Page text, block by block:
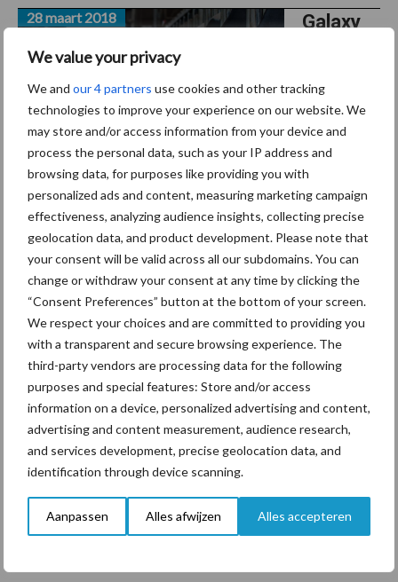
We value your privacy
We and our 4 partners use cookies and other tracking
technologies to improve your experience on our website. We
may store and/or access information from your device and
process the personal data, such as your IP address and
browsing data, for purposes like providing you with
personalized ads and content, measuring marketing campaign
effectiveness, analyzing audience insights, collecting precise
geolocation data, and product development. Please note that
your consent will be valid across all our subdomains. You can
change or withdraw your consent at any time by clicking the
“Consent Preferences” button at the bottom of your screen.
We respect your choices and are committed to providing you
with a transparent and secure browsing experience. The
third-party vendors are processing data for the following
purposes and special features: Store and/or access
information on a device, personalized advertising and content,
advertising and content measurement, audience research,
and services development, precise geolocation data, and
identification through device scanning.
Aanpassen Alles afwijzen Alles accepteren
Galaxy
debuut
op
Intermat
2018
28 maart 2018
Het merk Galaxy dat in de VS al op grote schaal gebruikt wordt, is
klaar voor een nieuw debuut in Europa: met een breder en
completer aanbod qua afmetingen en loopvlakprofielen voor
uiteenlopende machines en toepassingen, een ...Lees meer
Giltrap
Agrizon
nieuwe
Schuite
importe
ur Nieuw
27 maart 2018